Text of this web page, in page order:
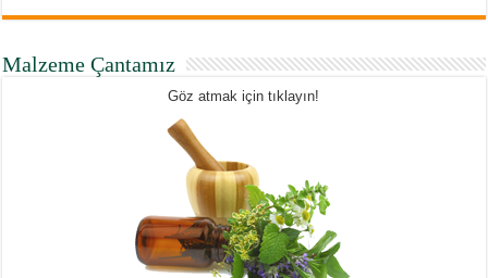
Malzeme Çantamız
Göz atmak için tıklayın!